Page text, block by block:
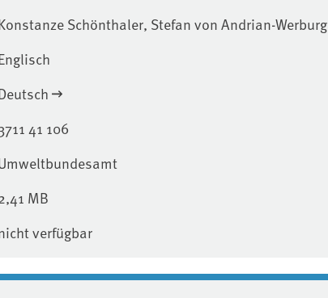
Schönthaler, Stefan von Andrian-Werburg
41 106
MB
verfügbar